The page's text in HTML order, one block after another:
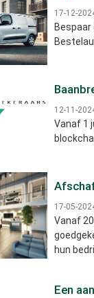
17-12-
12-11-
Vanaf 1
17-05-
Vanaf
hun
Een